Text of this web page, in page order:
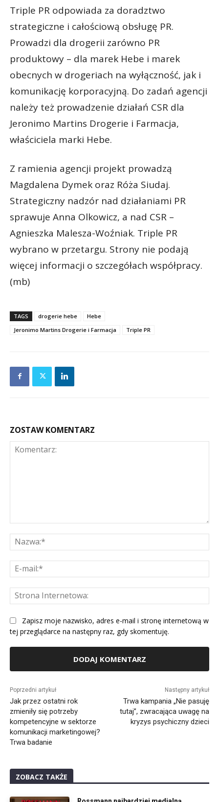
Triple PR odpowiada za doradztwo
strategiczne i całościową obsługę PR.
Prowadzi dla drogerii zarówno PR
produktowy – dla marek Hebe i marek
obecnych w drogeriach na wyłączność, jak i
komunikację korporacyjną. Do zadań agencji
należy też prowadzenie działań CSR dla
Jeronimo Martins Drogerie i Farmacja,
właściciela marki Hebe.
Z ramienia agencji projekt prowadzą
Magdalena Dymek oraz Róża Siudaj.
Strategiczny nadzór nad działaniami PR
sprawuje Anna Olkowicz, a nad CSR –
Agnieszka Malesza-Woźniak. Triple PR
wybrano w przetargu. Strony nie podają
więcej informacji o szczegółach współpracy.
(mb)
TAGS drogerie hebe
Hebe
Jeronimo Martins Drogerie i Farmacja
Triple PR
ZOSTAW KOMENTARZ
Zapisz moje nazwisko, adres e-mail i stronę internetową w
tej przeglądarce na następny raz, gdy skomentuję.
Poprzedni artykuł
Jak przez ostatni rok
zmieniły się potrzeby
kompetencyjne w sektorze
komunikacji marketingowej?
Trwa badanie
Następny artykuł
Trwa kampania „Nie pasuję
tutaj”, zwracająca uwagę na
kryzys psychiczny dzieci
ZOBACZ TAKŻE